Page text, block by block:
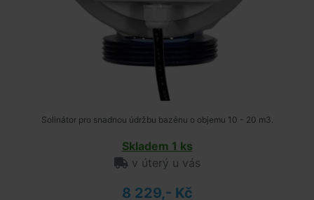
Solinátor pro snadnou údržbu bazénu o objemu 10 - 20 m3.
Skladem 1 ks
v úterý u vás
8 229,- Kč